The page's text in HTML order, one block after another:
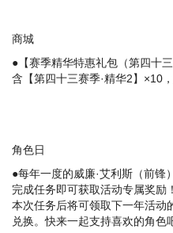
商城
●【赛季精华特惠礼包（第四十
含【第四十三赛季·精华2】×10
角色日
●每年一度的威廉·艾利斯（前锋
完成任务即可获取活动专属奖励
本次任务后将可领取下一年活动
兑换。快来一起支持喜欢的角色